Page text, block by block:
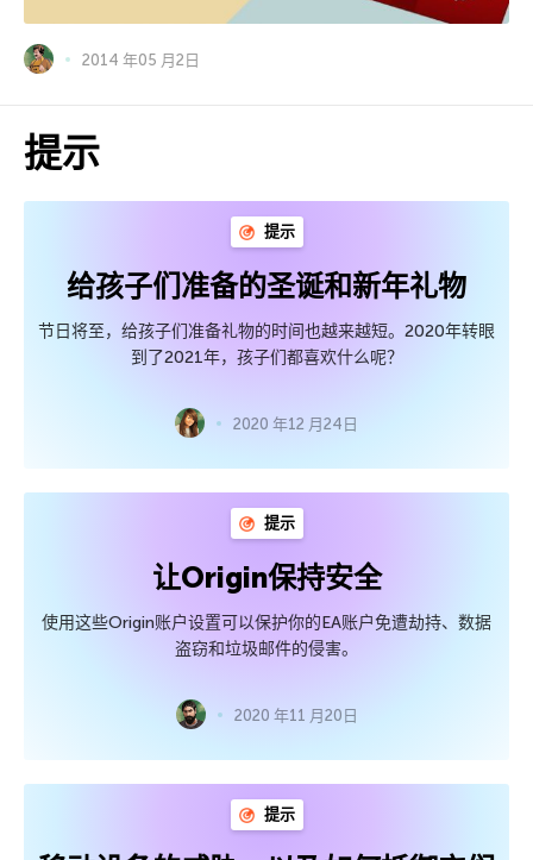
2014 年05 月2日
提示
提示
给孩子们准备的圣诞和新年礼物
节日将至，给孩子们准备礼物的时间也越来越短。2020年转眼
到了2021年，孩子们都喜欢什么呢？
2020 年12 月24日
提示
让Origin保持安全
使用这些Origin账户设置可以保护你的EA账户免遭劫持、数据
盗窃和垃圾邮件的侵害。
2020 年11 月20日
提示